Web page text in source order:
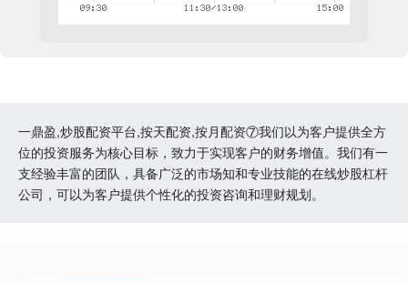
一鼎盈,炒股配资平台,按天配资,按月配资⑦我们以为客户提供全方
位的投资服务为核心目标，致力于实现客户的财务增值。我们有一
支经验丰富的团队，具备广泛的市场知和专业技能的在线炒股杠杆
公司，可以为客户提供个性化的投资咨询和理财规划。